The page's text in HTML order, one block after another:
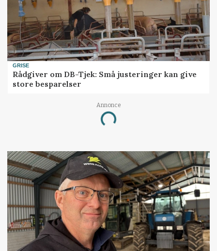
GRISE
Rådgiver om DB-Tjek: Små justeringer kan give
store besparelser
Annonce
Loading...